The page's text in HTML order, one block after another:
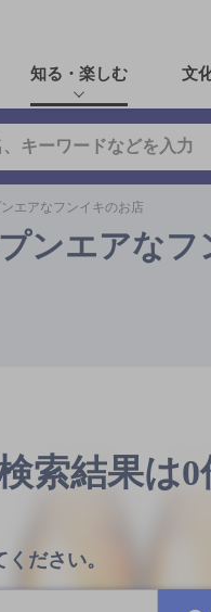
知る・楽しむ 文
エアなフンイキのお店
ンエアなフ
索結果は0
ださい。